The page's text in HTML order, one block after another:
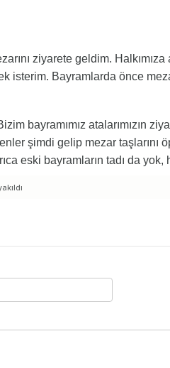
ziyarete geldim.
isterim. Bayramlarda önce
bayramımız atalarımızın
şimdi gelip mezar taşlarını
eski bayramların tadı da